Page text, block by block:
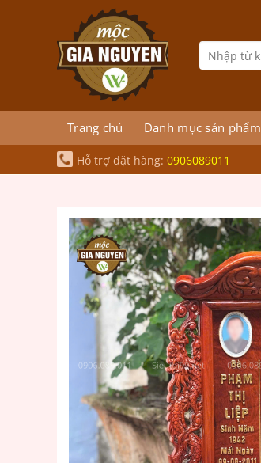
Tìm
kiếm:
Trang chủ Danh mục sản phẩm
Hỗ trợ đặt hàng: 0906089011